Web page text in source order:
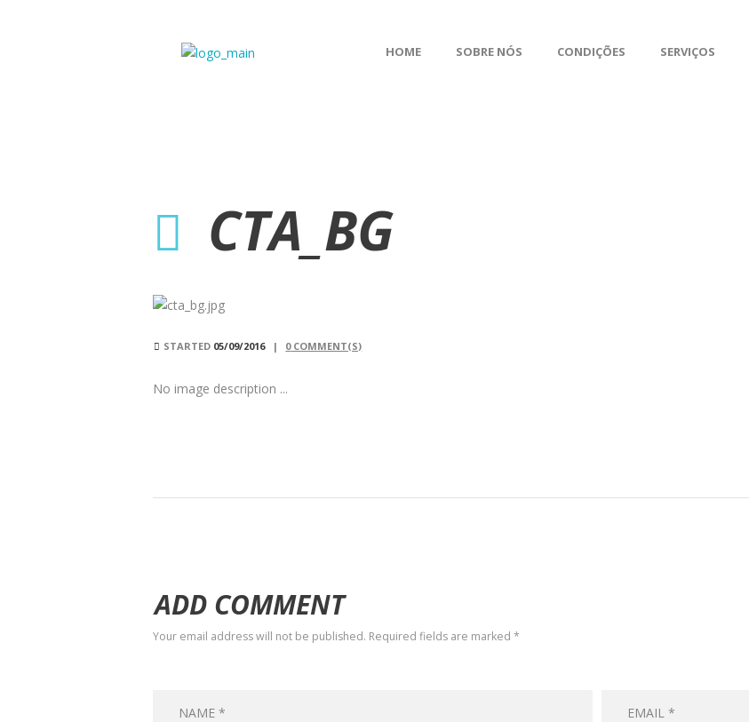
HOME SOBRE NÓS CONDIÇÕES SERVIÇOS
CTA_BG
STARTED 05/09/2016 0COMMENT(S)
No image description ...
ADD COMMENT
Your email address will not be published. Required fields are marked *